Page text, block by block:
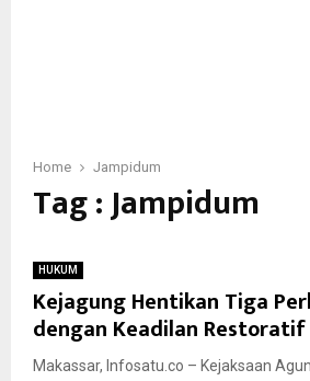
Home Jampidum
Tag : Jampidum
HUKUM
Kejagung Hentikan Tiga
dengan Keadilan Restoratif
Makassar, Infosatu.co – Kejaksaan